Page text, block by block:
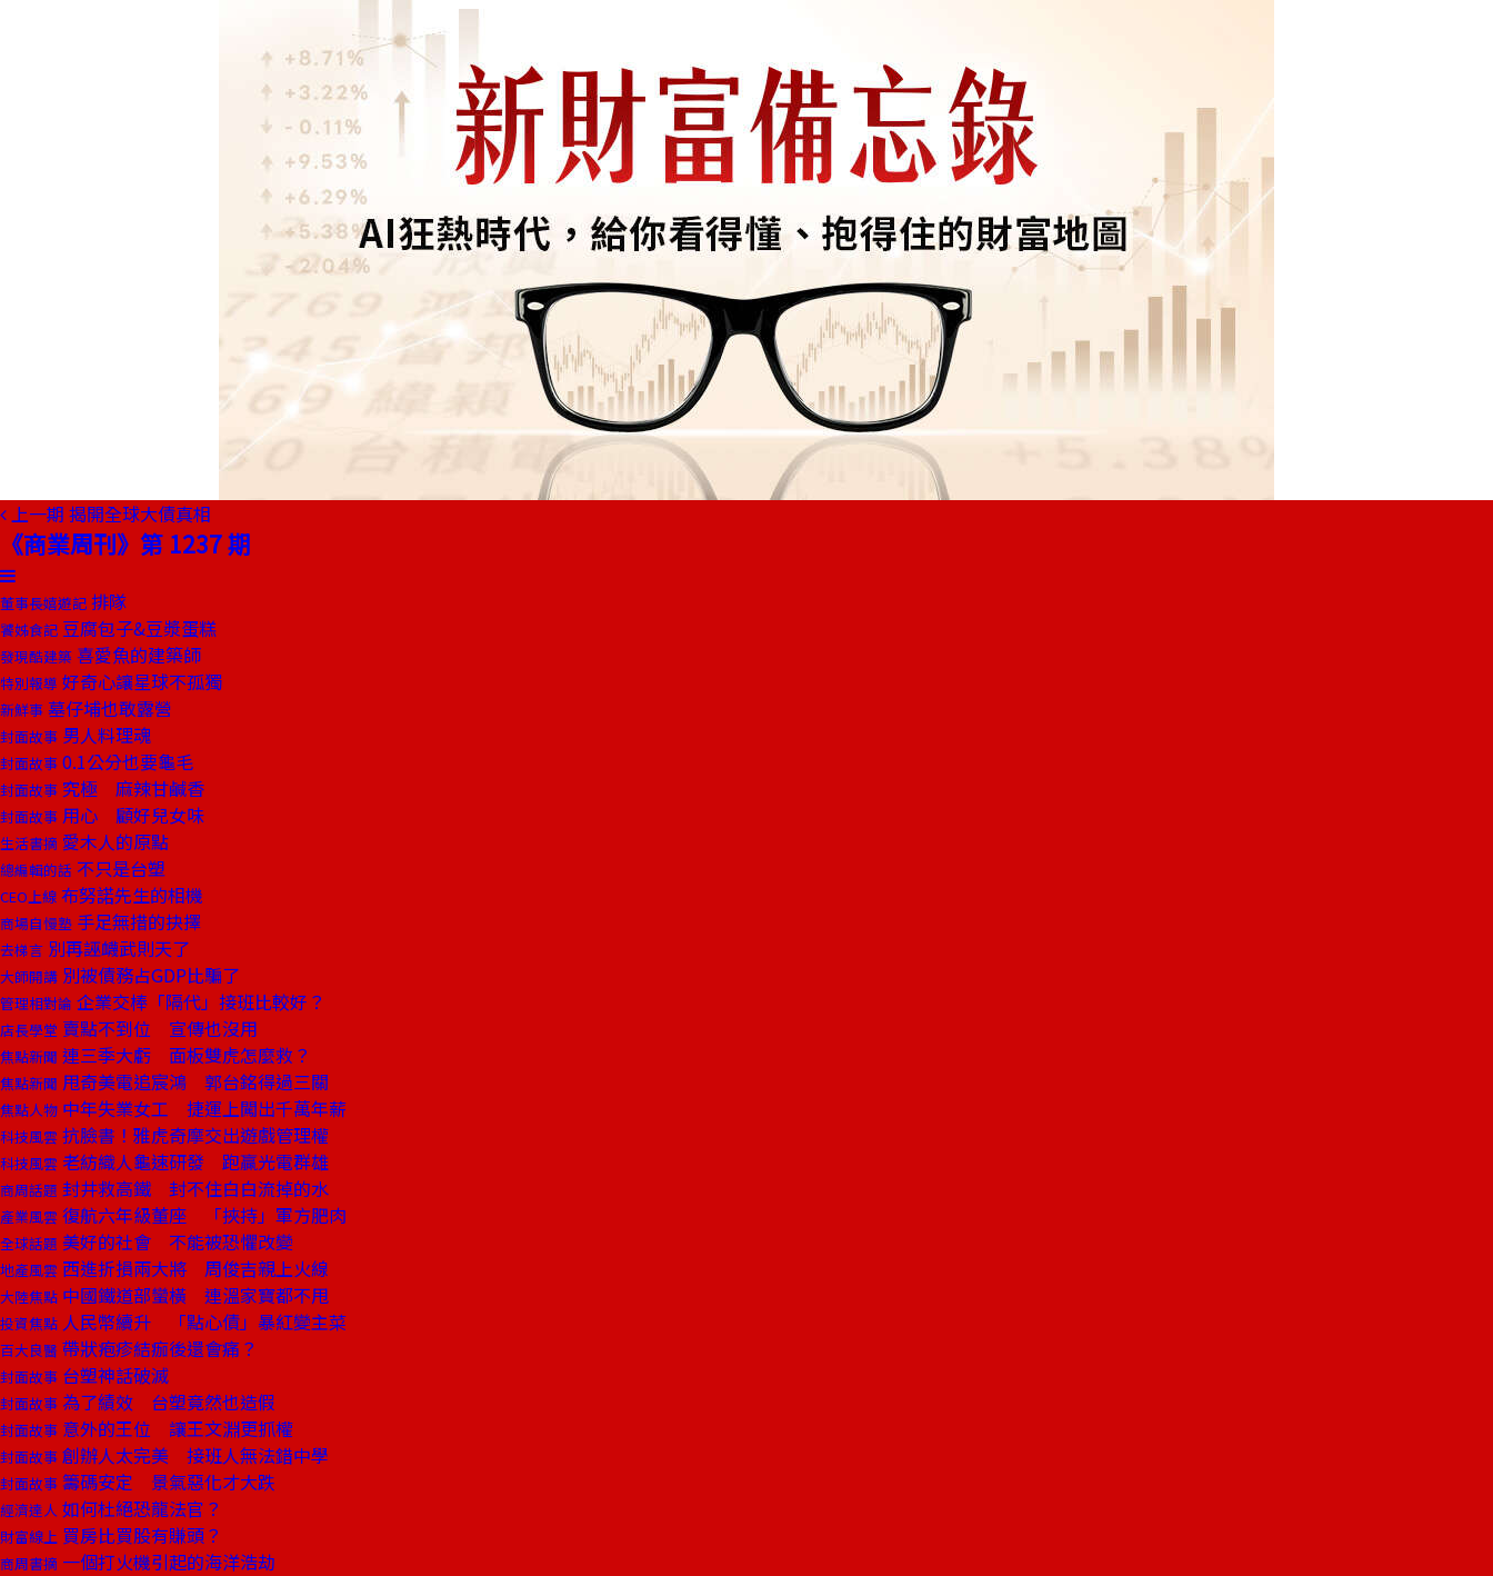
上一期 揭開全球大債真相
《商業周刊》第 1237 期
董事長嬉遊記 排隊
饕姊食記 豆腐包子&豆漿蛋糕
發現酷建築 喜愛魚的建築師
特別報導 好奇心讓星球不孤獨
新鮮事 墓仔埔也敢露營
封面故事 男人料理魂
封面故事 0.1公分也要龜毛
封面故事 究極 麻辣甘鹹香
封面故事 用心 顧好兒女味
生活書摘 愛木人的原點
總編輯的話 不只是台塑
CEO上線 布努諾先生的相機
商場自慢塾 手足無措的抉擇
去梯言 別再誣衊武則天了
大師開講 別被債務占GDP比騙了
管理相對論 企業交棒「隔代」接班比較好？
店長學堂 賣點不到位 宣傳也沒用
焦點新聞 連三季大虧 面板雙虎怎麼救？
焦點新聞 甩奇美電追宸鴻 郭台銘得過三關
焦點人物 中年失業女工 捷運上闖出千萬年薪
科技風雲 抗臉書！雅虎奇摩交出遊戲管理權
科技風雲 老紡織人龜速研發 跑贏光電群雄
商周話題 封井救高鐵 封不住白白流掉的水
產業風雲 復航六年級董座 「挾持」軍方肥肉
全球話題 美好的社會 不能被恐懼改變
地產風雲 西進折損兩大將 周俊吉親上火線
大陸焦點 中國鐵道部蠻橫 連溫家寶都不甩
投資焦點 人民幣續升 「點心債」暴紅變主菜
百大良醫 帶狀疱疹結痂後還會痛？
封面故事 台塑神話破滅
封面故事 為了績效 台塑竟然也造假
封面故事 意外的王位 讓王文淵更抓權
封面故事 創辦人太完美 接班人無法錯中學
封面故事 籌碼安定 景氣惡化才大跌
經濟達人 如何杜絕恐龍法官？
財富線上 買房比買股有賺頭？
商周書摘 一個打火機引起的海洋浩劫